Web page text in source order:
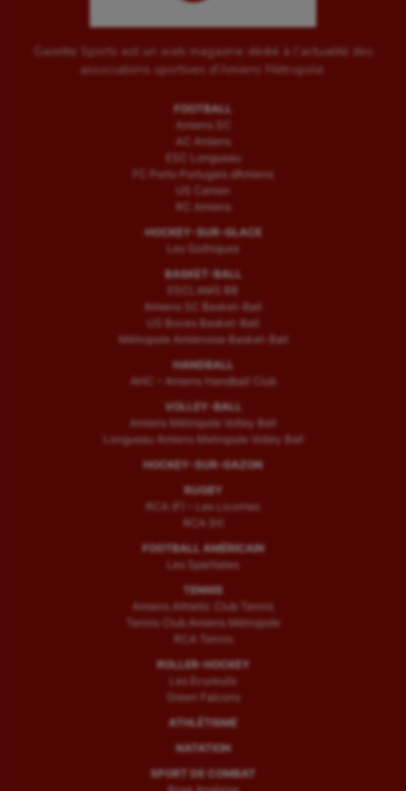
Gazette Sports est un web magazine dédié à l'actualité des
associations sportives d'Amiens Métropole.
FOOTBALL
Amiens SC
AC Amiens
ESC Longueau
FC Porto Portugais d’Amiens
US Camon
RC Amiens
HOCKEY-SUR-GLACE
Les Gothiques
BASKET-BALL
ESCLAMS BB
Amiens SC Basket-Ball
US Boves Basket-Ball
Métropole Amiénoise Basket-Ball
HANDBALL
AHC – Amiens Handball Club
VOLLEY-BALL
Amiens Métropole Volley Ball
Longueau Amiens Metropole Volley Ball
HOCKEY-SUR-GAZON
RUGBY
RCA (F) – Les Licornes
RCA (H)
FOOTBALL AMÉRICAIN
Les Spartiates
TENNIS
Amiens Athletic Club Tennis
Tennis Club Amiens Métropole
RCA Tennis
ROLLER-HOCKEY
Les Ecureuils
Green Falcons
ATHLÉTISME
NATATION
SPORT DE COMBAT